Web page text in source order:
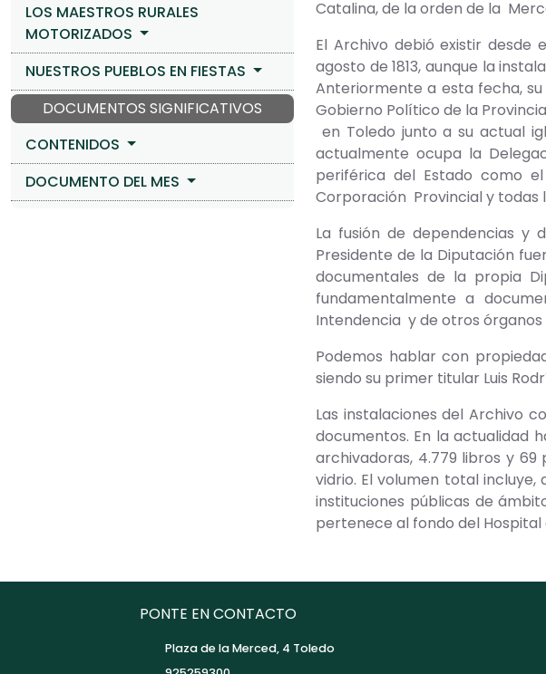
LOS MAESTROS RURALES
MOTORIZADOS
NUESTROS PUEBLOS EN FIESTAS
DOCUMENTOS SIGNIFICATIVOS
CONTENIDOS
DOCUMENTO DEL MES
Catalina, de la orden de la
El Archivo debió existir
agosto de 1813, aunque la
Anteriormente a esta fecha,
Gobierno Político de la
en Toledo junto a su actual
actualmente ocupa la
periférica del Estado como
Corporación Provincial y todas
La fusión de dependencias y
Presidente de la Diputación
documentales de la propia
fundamentalmente a
Intendencia y de otros órganos
Podemos hablar con
siendo su primer titular Luis
Las instalaciones del Archivo
documentos. En la actualidad
archivadoras, 4.779 libros y
vidrio. El volumen total
instituciones públicas de
pertenece al fondo del Hospital
PONTE EN CONTACTO
Plaza de la Merced, 4 Toledo